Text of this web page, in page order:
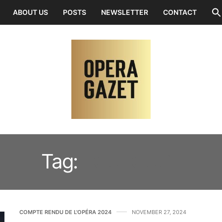
ABOUT US POSTS NEWSLETTER CONTACT
Tag:
COMPTE RENDU DE L'OPÉRA 2024 NOVEMBER 27, 2024